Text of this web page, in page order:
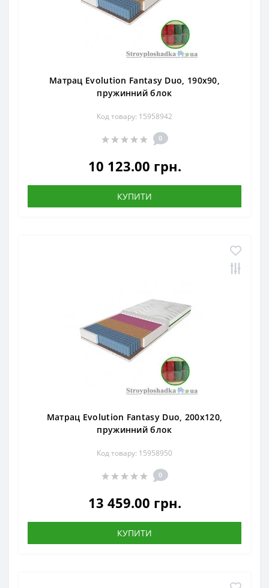
Матрац Evolution Fantasy Duo, 190x90,
пружинний блок
Код товару: 15958942
0
10 123.00 грн.
КУПИТИ
Матрац Evolution Fantasy Duo, 200x120,
пружинний блок
Код товару: 15958950
0
13 459.00 грн.
КУПИТИ